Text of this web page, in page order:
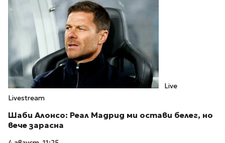
Live
Livestream
Шаби Алонсо: Реал Мадрид ми остави белег, но
вече зарасна